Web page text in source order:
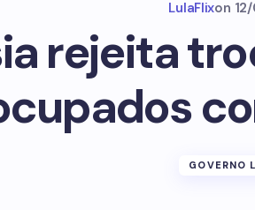
LulaFlixon
rejeita
GOVERNO